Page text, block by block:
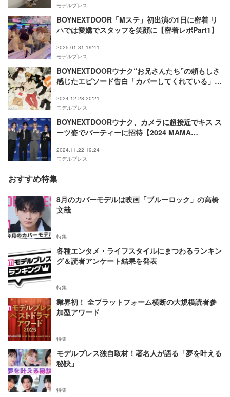
モデルプレス
BOYNEXTDOOR「Mステ」初出演の1日に密着 リ
ハでは愛嬌でスタッフを笑顔に【密着レポPart1】
2025.01.31 19:41
モデルプレス
BOYNEXTDOORウナク“お兄さんたち”の頼もしさ
感じたエピソード告白「カバーしてくれている」
2024.12.28 20:21
モデルプレス
BOYNEXTDOORウナク、カメラに超接近でキス ス
ーツ姿でパーティーに招待【2024 MAMA
2024.11.22 19:24
モデルプレス
おすすめ特集
8月のカバーモデルは映画「ブルーロック」の高橋
文哉
特集
各種エンタメ・ライフスタイルにまつわるランキン
グ＆読者アンケート結果を発表
特集
業界初！ 全プラットフォーム横断の大規模読者参
加型アワード
特集
モデルプレス独自取材！著名人が語る「夢を叶える
秘訣」
特集